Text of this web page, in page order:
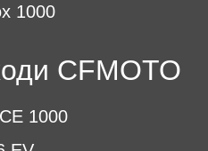
1000
CFMOTO
1000